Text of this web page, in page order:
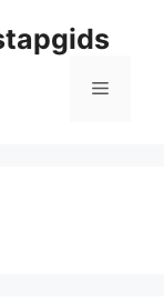
Menu